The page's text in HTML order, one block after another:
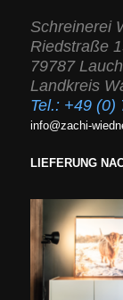
Schreinerei
Riedstraße
79787
Landkreis
Tel.: +49 (0)
info@zachi-
LIEFERUNG